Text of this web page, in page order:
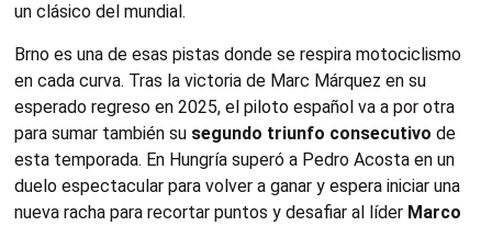
un clásico del mundial.
Brno es una de esas pistas donde se respira motociclismo
en cada curva. Tras la victoria de Marc Márquez en su
esperado regreso en 2025, el piloto español va a por otra
para sumar también su segundo triunfo consecutivo de
esta temporada. En Hungría superó a Pedro Acosta en un
duelo espectacular para volver a ganar y espera iniciar una
nueva racha para recortar puntos y desafiar al líder Marco